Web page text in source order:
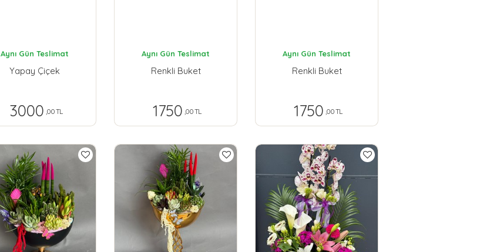
Aynı Gün Teslimat
Yapay Çiçek
3000 ,00 TL
Aynı Gün Teslimat
Renkli Buket
1750 ,00 TL
Aynı Gün Teslimat
Renkli Buket
1750 ,00 TL